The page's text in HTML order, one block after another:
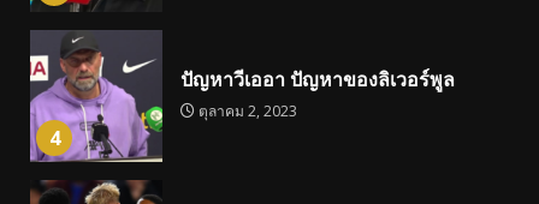
4
ปัญหาวีเออา ปัญหาของลิเวอร์พูล
ตุลาคม 2, 2023